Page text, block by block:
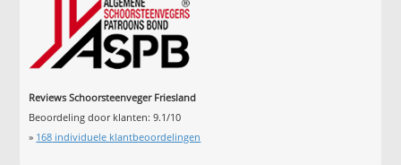
Reviews Schoorsteenveger Friesland
Beoordeling door klanten:9.1/10
» 168 individuele klantbeoordelingen